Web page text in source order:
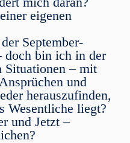
eigenen
September-
doch bin ich in der
Situationen – mit
und
herauszufinden,
Wesentliche liegt?
und Jetzt ­–